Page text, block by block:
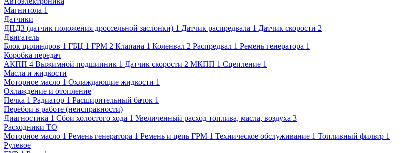
Магнитола 1
Датчики
ДПДЗ (датчик положения дроссельной заслонки) 1 Датчик распредвала 1 Датчик скорости 2
Двигатель
Блок цилиндров 1 ГБЦ 1 ГРМ 2 Клапана 1 Коленвал 2 Распредвал 1 Ремень генератора 1
Коробка передач
АКПП 4 Выжимной подшипник 1 Датчик скорости 2 МКПП 1 Сцепление 1
Масла и жидкости
Моторное масло 1 Охлаждающие жидкости 1
Охлаждение и отопление
Печка 1 Радиатор 1 Расширительный бачок 1
Перебои в работе (неисправности)
Диагностика 1 Сбои холостого хода 1 Увеличенный расход топлива, масла, воздуха 3
Расходники ТО
Моторное масло 1 Ремень генератора 1 Ремень и цепь ГРМ 1 Техническое обслуживание 1 Топливный фильтр 1
Рулевое